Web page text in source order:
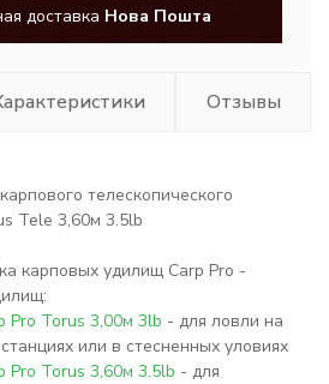
доставка Нова Пошта
Отзывы
телескопического
Tele 3,60м 3.5lb
карповых удилищ Carp Pro -
Pro Torus 3,00м 3lb - для ловли на
или в стесненных уловиях
Pro Torus 3,60м 3.5lb - для